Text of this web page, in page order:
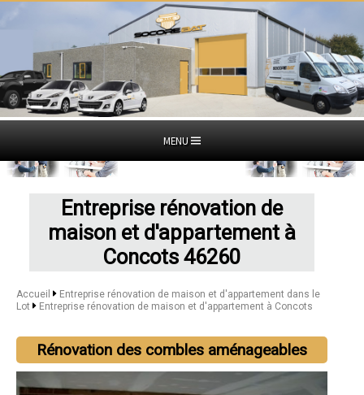
MENU
Entreprise rénovation de
maison et d'appartement à
Concots 46260
Accueil
Entreprise rénovation de maison et d'appartement dans le
Lot
Entreprise rénovation de maison et d'appartement à Concots
Rénovation des combles aménageables